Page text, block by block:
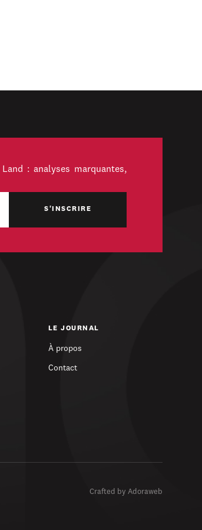
: analyses marquantes,
LE JOURNAL
À propos
Contact
Crafted by Adoraweb